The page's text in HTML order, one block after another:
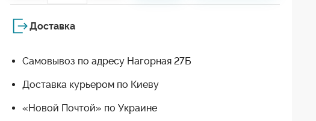
Доставка
Самовывоз по адресу Нагорная 27Б
Доставка курьером по Киеву
«Новой Почтой» по Украине